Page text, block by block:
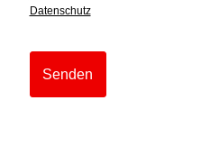
Datenschutz
Senden